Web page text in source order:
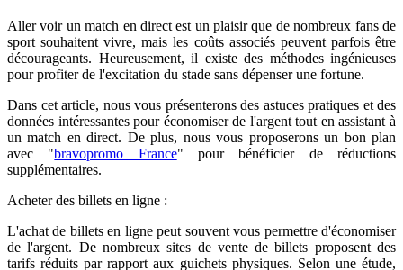
Aller voir un match en direct est un plaisir que de nombreux fans de
sport souhaitent vivre, mais les coûts associés peuvent parfois être
décourageants. Heureusement, il existe des méthodes ingénieuses
pour profiter de l'excitation du stade sans dépenser une fortune.
Dans cet article, nous vous présenterons des astuces pratiques et des
données intéressantes pour économiser de l'argent tout en assistant à
un match en direct. De plus, nous vous proposerons un bon plan
avec "bravopromo France" pour bénéficier de réductions
supplémentaires.
Acheter des billets en ligne :
L'achat de billets en ligne peut souvent vous permettre d'économiser
de l'argent. De nombreux sites de vente de billets proposent des
tarifs réduits par rapport aux guichets physiques. Selon une étude,